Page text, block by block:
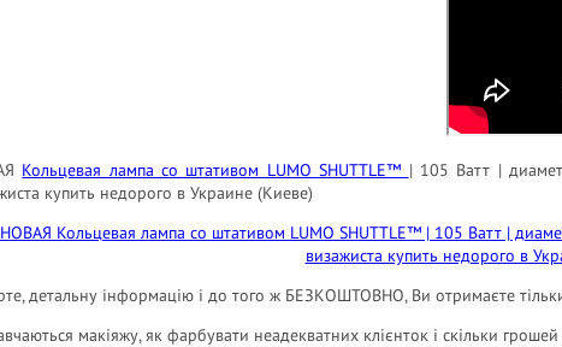
Кольцевая лампа со штативом LUMO SHUTTLE™ | 105 Ватт |
купить недорого в Украине (Киеве)
детальну інформацію і до того ж БЕЗКОШТОВНО, Ви отримаєте
макіяжу, як фарбувати неадекватних клієнток і скільки